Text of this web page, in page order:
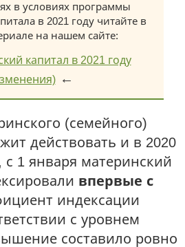
в условиях программы
в 2021 году читайте в
на нашем сайте:
капитал в 2021 году
←
(семейного)
действовать и в 2020
с 1 января материнский
впервые с
индексации
с уровнем
составило ровно